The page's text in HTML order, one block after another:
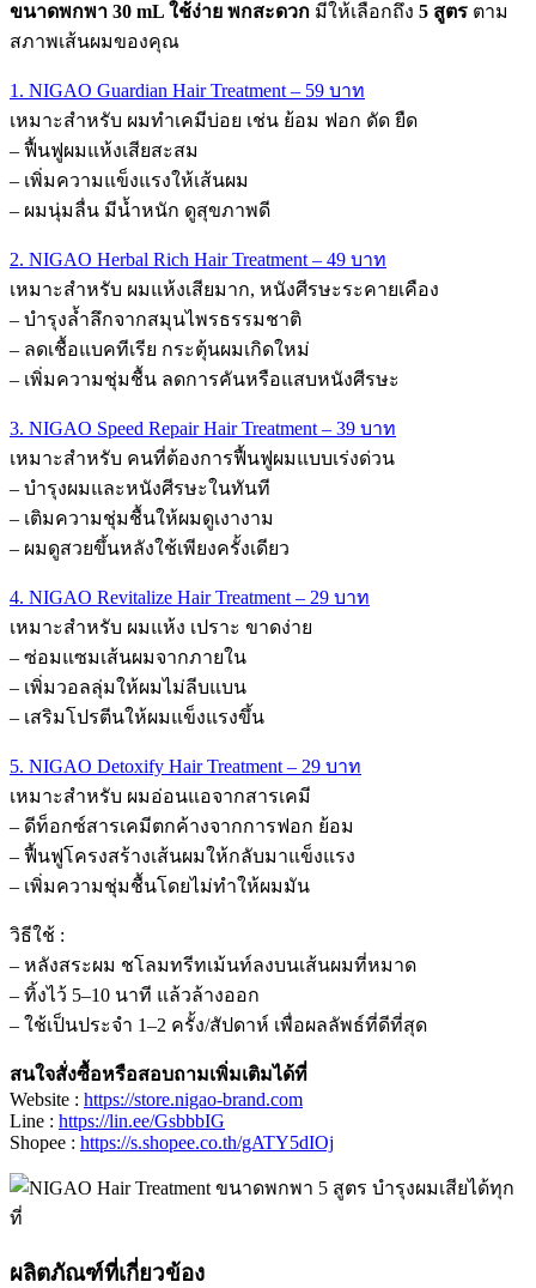
ขนาดพกพา 30 mL ใช้ง่าย พกสะดวก มีให้เลือกถึง 5 สูตร ตาม
สภาพเส้นผมของคุณ
1. NIGAO Guardian Hair Treatment – 59 บาท
เหมาะสำหรับ ผมทำเคมีบ่อย เช่น ย้อม ฟอก ดัด ยืด
– ฟื้นฟูผมแห้งเสียสะสม
– เพิ่มความแข็งแรงให้เส้นผม
– ผมนุ่มลื่น มีน้ำหนัก ดูสุขภาพดี
2. NIGAO Herbal Rich Hair Treatment – 49 บาท
เหมาะสำหรับ ผมแห้งเสียมาก, หนังศีรษะระคายเคือง
– บำรุงล้ำลึกจากสมุนไพรธรรมชาติ
– ลดเชื้อแบคทีเรีย กระตุ้นผมเกิดใหม่
– เพิ่มความชุ่มชื้น ลดการคันหรือแสบหนังศีรษะ
3. NIGAO Speed Repair Hair Treatment – 39 บาท
เหมาะสำหรับ คนที่ต้องการฟื้นฟูผมแบบเร่งด่วน
– บำรุงผมและหนังศีรษะในทันที
– เติมความชุ่มชื้นให้ผมดูเงางาม
– ผมดูสวยขึ้นหลังใช้เพียงครั้งเดียว
4. NIGAO Revitalize Hair Treatment – 29 บาท
เหมาะสำหรับ ผมแห้ง เปราะ ขาดง่าย
– ซ่อมแซมเส้นผมจากภายใน
– เพิ่มวอลลุ่มให้ผมไม่ลีบแบน
– เสริมโปรตีนให้ผมแข็งแรงขึ้น
5. NIGAO Detoxify Hair Treatment – 29 บาท
เหมาะสำหรับ ผมอ่อนแอจากสารเคมี
– ดีท็อกซ์สารเคมีตกค้างจากการฟอก ย้อม
– ฟื้นฟูโครงสร้างเส้นผมให้กลับมาแข็งแรง
– เพิ่มความชุ่มชื้นโดยไม่ทำให้ผมมัน
วิธีใช้ :
– หลังสระผม ชโลมทรีทเม้นท์ลงบนเส้นผมที่หมาด
– ทิ้งไว้ 5–10 นาที แล้วล้างออก
– ใช้เป็นประจำ 1–2 ครั้ง/สัปดาห์ เพื่อผลลัพธ์ที่ดีที่สุด
สนใจสั่งซื้อหรือสอบถามเพิ่มเติมได้ที่
Website : https://store.nigao-brand.com
Line : https://lin.ee/GsbbbIG
Shopee : https://s.shopee.co.th/gATY5dIOj
ผลิตภัณฑ์ที่เกี่ยวข้อง